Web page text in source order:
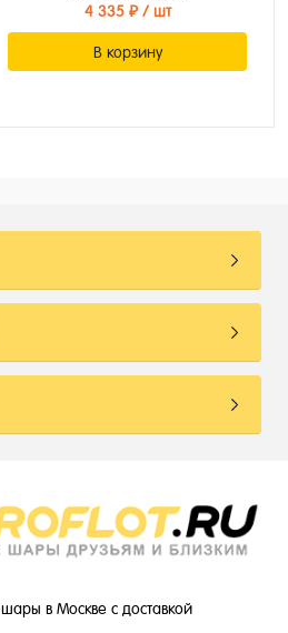
4 335 ₽/ шт
В корзину
в Москве с доставкой